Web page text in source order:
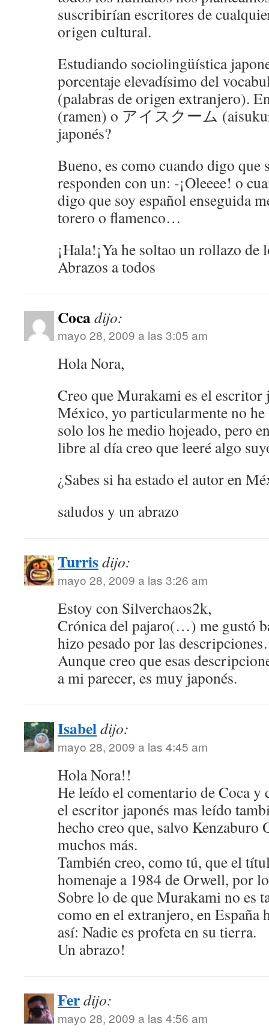
suscribirían escritores de
origen cultural.
Estudiando sociolingüística
porcentaje elevadísimo del
(palabras de origen extranjero).
(ramen) o アイスクーム
japonés?
Bueno, es como cuando digo que
responden con un: -¡Oleeee! o
digo que soy español enseguida
torero o flamenco…
¡Hala!¡Ya he soltao un rollazo de
Abrazos a todos
Cocadijo:
mayo 28, 2009 a las 3:05 am
Hola Nora,
Creo que Murakami es el escritor
México, yo particularmente no
solo los he medio hojeado, pero
libre al día creo que leeré algo
¿Sabes si ha estado el autor en
saludos y un abrazo
Turrisdijo:
mayo 28, 2009 a las 3:26 am
Estoy con Silverchaos2k,
Crónica del pajaro(…) me gustó
hizo pesado por las
Aunque creo que esas
a mi parecer, es muy japonés.
Isabeldijo:
mayo 28, 2009 a las 4:45 am
Hola Nora!!
He leído el comentario de Coca y
el escritor japonés mas leído
hecho creo que, salvo Kenzaburo
muchos más.
También creo, como tú, que el
homenaje a 1984 de Orwell, por
Sobre lo de que Murakami no es
como en el extranjero, en España
así: Nadie es profeta en su tierra.
Un abrazo!
Ferdijo:
mayo 28, 2009 a las 4:56 am